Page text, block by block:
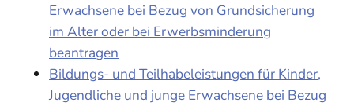
Erwachsene bei Bezug von Grundsicherung
im Alter oder bei Erwerbsminderung
beantragen
Bildungs- und Teilhabeleistungen für Kinder,
Jugendliche und junge Erwachsene bei Bezug